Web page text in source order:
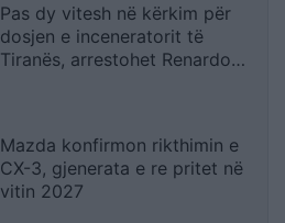
Pas dy vitesh në kërkim për
dosjen e inceneratorit të
Tiranës, arrestohet Renardo
Mazda konfirmon rikthimin e
CX-3, gjenerata e re pritet në
vitin 2027